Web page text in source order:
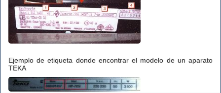
Ejemplo de etiqueta donde encontrar el modelo de un aparato
TEKA